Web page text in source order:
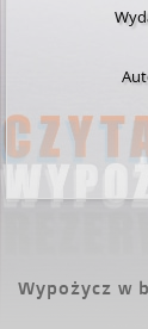
Wypożycz w